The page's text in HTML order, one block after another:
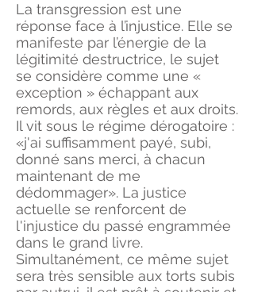
La transgression est une
réponse face à l’injustice. Elle se
manifeste par l’énergie de la
légitimité destructrice, le sujet
se considère comme une «
exception » échappant aux
remords, aux règles et aux droits.
Il vit sous le régime dérogatoire :
«j'ai suffisamment payé, subi,
donné sans merci, à chacun
maintenant de me
dédommager». La justice
actuelle se renforcent de
l'injustice du passé engrammée
dans le grand livre.
Simultanément, ce même sujet
sera très sensible aux torts subis